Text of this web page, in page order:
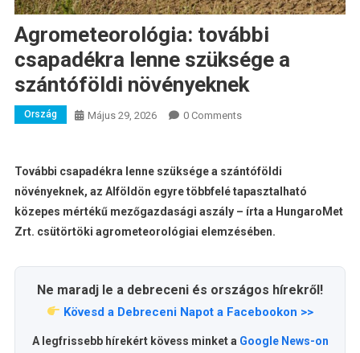
Agrometeorológia: további
csapadékra lenne szüksége a
szántóföldi növényeknek
Ország Május 29, 2026 0 Comments
További csapadékra lenne szüksége a szántóföldi
növényeknek, az Alföldön egyre többfelé tapasztalható
közepes mértékű mezőgazdasági aszály – írta a HungaroMet
Zrt. csütörtöki agrometeorológiai elemzésében.
Ne maradj le a debreceni és országos hírekről!
Kövesd a Debreceni Napot a Facebookon >>
A legfrissebb hírekért kövess minket a Google News-on